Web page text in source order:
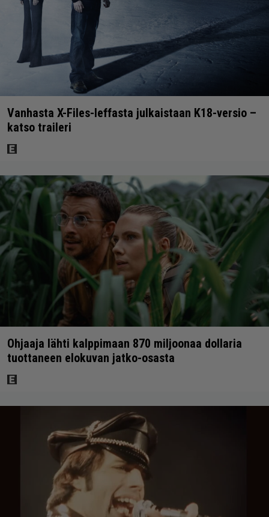
Vanhasta X-Files-leffasta julkaistaan K18-versio –
katso traileri
Ohjaaja lähti kalppimaan 870 miljoonaa dollaria
tuottaneen elokuvan jatko-osasta